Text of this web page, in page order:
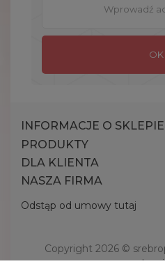
INFORMACJE O SKLEPIE
PRODUKTY
DLA KLIENTA
NASZA FIRMA
Odstąp od umowy tutaj
Copyright 2026 ©